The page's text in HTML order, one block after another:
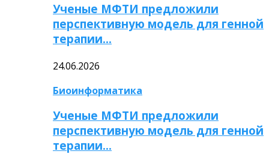
Ученые МФТИ предложили
перспективную модель для генной
терапии…
24.06.2026
Биоинформатика
Ученые МФТИ предложили
перспективную модель для генной
терапии…